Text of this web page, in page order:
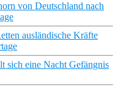
von Deutschland nach
ausländische Kräfte
sich eine Nacht Gefängnis